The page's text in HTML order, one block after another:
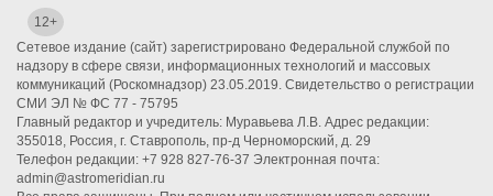
12+
Сетевое издание (сайт) зарегистрировано Федеральной службой по
надзору в сфере связи, информационных технологий и массовых
коммуникаций (Роскомнадзор) 23.05.2019. Свидетельство о регистрации
СМИ ЭЛ № ФС 77 - 75795
Главный редактор и учредитель: Муравьева Л.В. Адрес редакции:
355018, Россия, г. Ставрополь, пр-д Черноморский, д. 29
Телефон редакции: +7 928 827-76-37 Электронная почта:
admin@astromeridian.ru